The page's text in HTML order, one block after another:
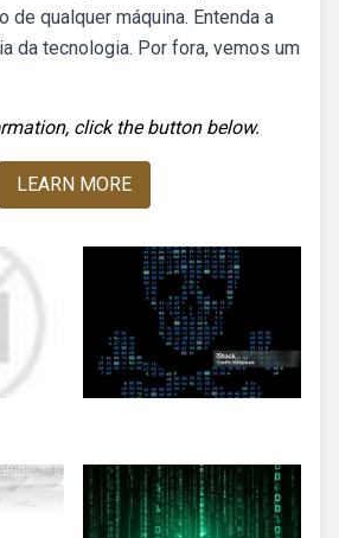
de qualquer máquina. Entenda a
da tecnologia. Por fora, vemos um
click the button below.
LEARN MORE